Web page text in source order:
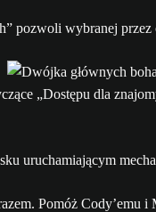
pozwoli wybranej
„Dostępu dla
Pomóż Cody’emu